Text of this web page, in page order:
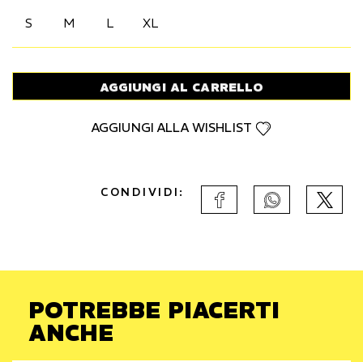
S M L XL
AGGIUNGI AL CARRELLO
AGGIUNGI ALLA WISHLIST
CONDIVIDI:
POTREBBE PIACERTI
ANCHE